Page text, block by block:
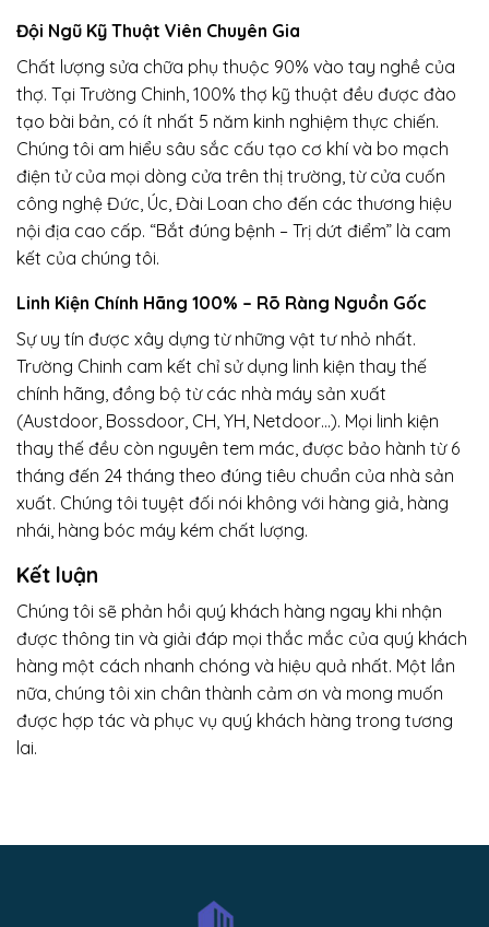
Đội Ngũ Kỹ Thuật Viên Chuyên Gia
Chất lượng sửa chữa phụ thuộc 90% vào tay nghề của
thợ. Tại Trường Chinh, 100% thợ kỹ thuật đều được đào
tạo bài bản, có ít nhất 5 năm kinh nghiệm thực chiến.
Chúng tôi am hiểu sâu sắc cấu tạo cơ khí và bo mạch
điện tử của mọi dòng cửa trên thị trường, từ cửa cuốn
công nghệ Đức, Úc, Đài Loan cho đến các thương hiệu
nội địa cao cấp. “Bắt đúng bệnh – Trị dứt điểm” là cam
kết của chúng tôi.
Linh Kiện Chính Hãng 100% – Rõ Ràng Nguồn Gốc
Sự uy tín được xây dựng từ những vật tư nhỏ nhất.
Trường Chinh cam kết chỉ sử dụng linh kiện thay thế
chính hãng, đồng bộ từ các nhà máy sản xuất
(Austdoor, Bossdoor, CH, YH, Netdoor…). Mọi linh kiện
thay thế đều còn nguyên tem mác, được bảo hành từ 6
tháng đến 24 tháng theo đúng tiêu chuẩn của nhà sản
xuất. Chúng tôi tuyệt đối nói không với hàng giả, hàng
nhái, hàng bóc máy kém chất lượng.
Kết luận
Chúng tôi sẽ phản hồi quý khách hàng ngay khi nhận
được thông tin và giải đáp mọi thắc mắc của quý khách
hàng một cách nhanh chóng và hiệu quả nhất. Một lần
nữa, chúng tôi xin chân thành cảm ơn và mong muốn
được hợp tác và phục vụ quý khách hàng trong tương
lai.